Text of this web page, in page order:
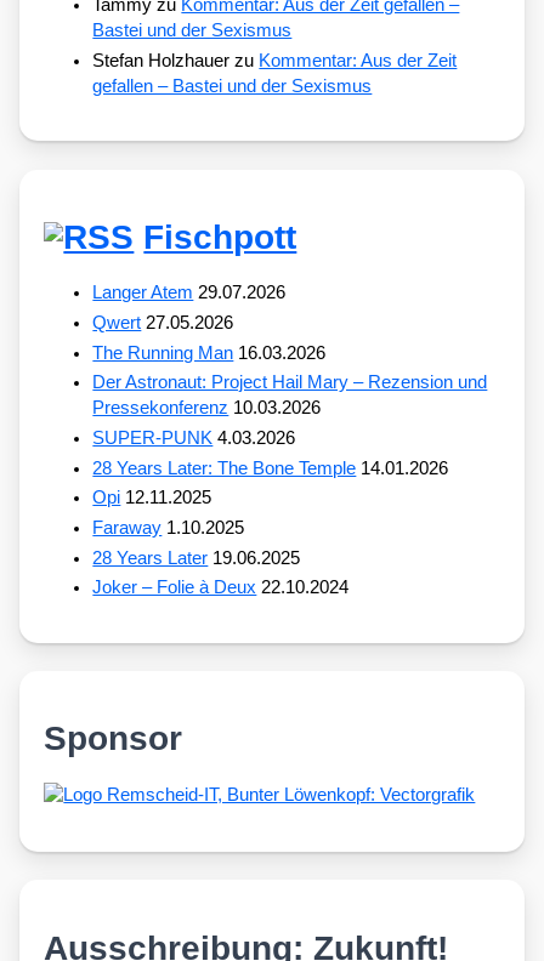
Tammy zu Kommentar: Aus der Zeit gefallen –
Bastei und der Sexismus
Stefan Holzhauer zu Kommentar: Aus der Zeit
gefallen – Bastei und der Sexismus
Fischpott
Langer Atem 29.07.2026
Qwert 27.05.2026
The Running Man 16.03.2026
Der Astronaut: Project Hail Mary – Rezension und
Pressekonferenz 10.03.2026
SUPER-PUNK 4.03.2026
28 Years Later: The Bone Temple 14.01.2026
Opi 12.11.2025
Faraway 1.10.2025
28 Years Later 19.06.2025
Joker – Folie à Deux 22.10.2024
Sponsor
Ausschreibung: Zukunft!